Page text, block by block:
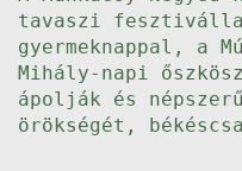
tavaszi
gyermeknappal, a
Mihály-napi
ápolják és
örökségét,